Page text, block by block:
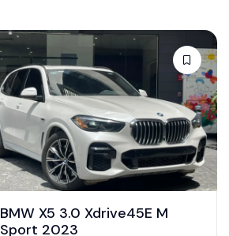
Infiniti QX60 3.5 V6 Sensory
Awd At 2023